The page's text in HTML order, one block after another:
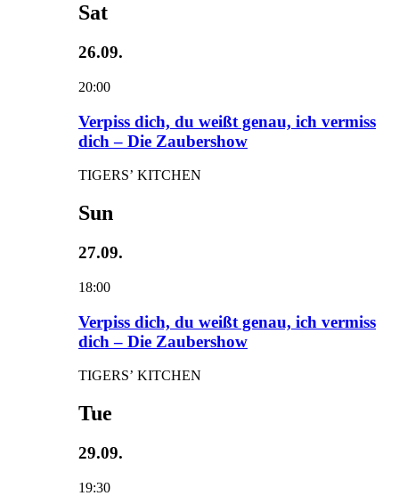
Sat
26.09.
20:00
Verpiss dich, du weißt genau, ich vermiss
dich – Die Zaubershow
TIGERS’ KITCHEN
Sun
27.09.
18:00
Verpiss dich, du weißt genau, ich vermiss
dich – Die Zaubershow
TIGERS’ KITCHEN
Tue
29.09.
19:30